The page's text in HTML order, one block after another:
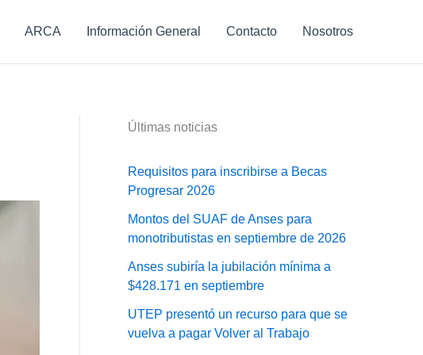
ARCA Información General Contacto Nosotros
Últimas noticias
Requisitos para inscribirse a Becas
Progresar 2026
Montos del SUAF de Anses para
monotributistas en septiembre de 2026
Anses subiría la jubilación mínima a
$428.171 en septiembre
UTEP presentó un recurso para que se
vuelva a pagar Volver al Trabajo